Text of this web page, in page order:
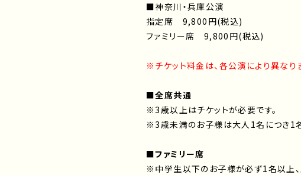
■神奈川・兵庫公演
指定席 9,800円(税込)
ファミリー席 9,800円(税込)
※チケット料金は、各公演により異なり
■全席共通
※3歳以上はチケットが必要です。
※3歳未満のお子様は大人1名につき1名
■ファミリー席
※中学生以下のお子様が必ず1名以上